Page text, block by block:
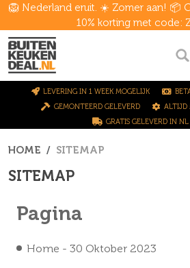
🦁 Nederland eruit. ☀️ Zomer aan! 📦
10% korting met code:
LEVERING IN 1 WEEK MOGELIJK
GEMONTEERD GELEVERD
ALTIJD
GRATIS GELEVERD IN NL
HOME SITEMAP
SITEMAP
Pagina
Home - 30 Oktober 2023